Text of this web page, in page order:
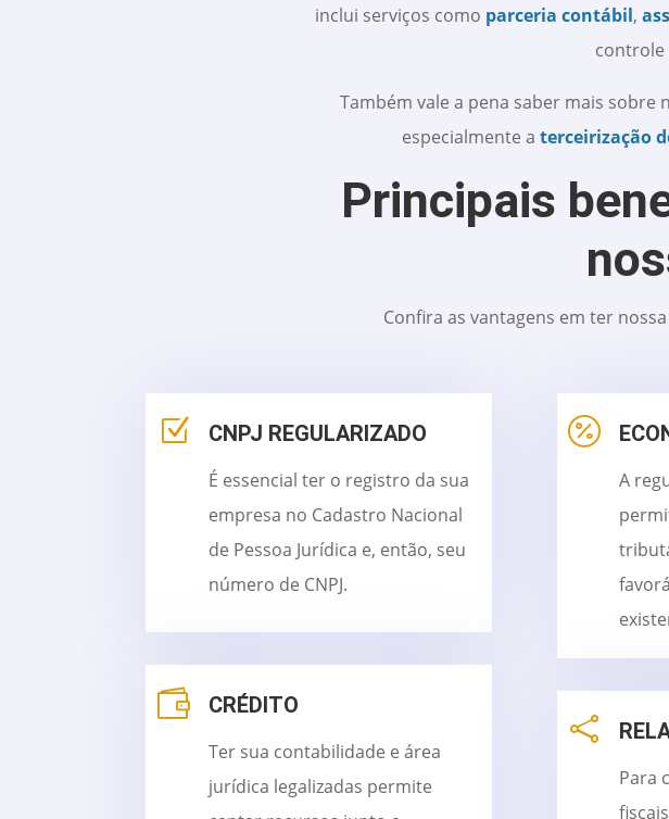
inclui serviços como parceria contábil,
controle
Também vale a pena saber mais
especialmente a terceirização
Principais
Confira as vantagens em ter
Z CNPJ REGULARIZADO
É essencial ter o registro da sua
empresa no Cadastro Nacional
de Pessoa Jurídica e, então, seu
número de CNPJ.
 CRÉDITO
Ter sua contabilidade e área
jurídica legalizadas permite

A

Para